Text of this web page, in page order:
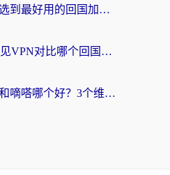
海外党必看：如何选到最好用的回国加速器？从节点到售后的全维度指南
ChickCN VPN和洞见VPN对比哪个回国效果更好？海外党亲测3款加速器+避坑指南
海外党必看：斧牛和嘀嗒哪个好？3个维度教你选对回国加速器